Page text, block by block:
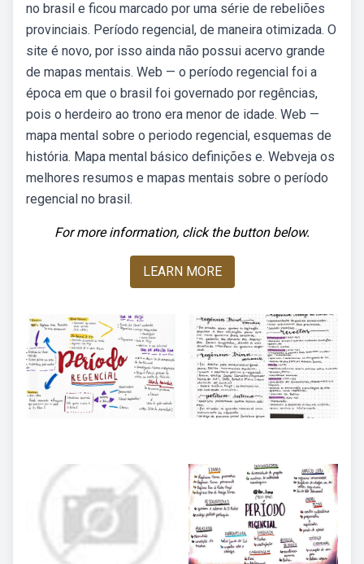
no brasil e ficou marcado por uma série de rebeliões
provinciais. Período regencial, de maneira otimizada. O
site é novo, por isso ainda não possui acervo grande
de mapas mentais. Web — o período regencial foi a
época em que o brasil foi governado por regências,
pois o herdeiro ao trono era menor de idade. Web —
mapa mental sobre o periodo regencial, esquemas de
história. Mapa mental básico definições e. Webveja os
melhores resumos e mapas mentais sobre o período
regencial no brasil.
For more information, click the button below.
LEARN MORE